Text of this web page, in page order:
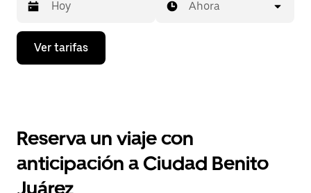
Presiona
flecha
el
y
selecciona
una
Ahora
Ver tarifas
Reserva un viaje con
anticipación a Ciudad Benito
Juárez